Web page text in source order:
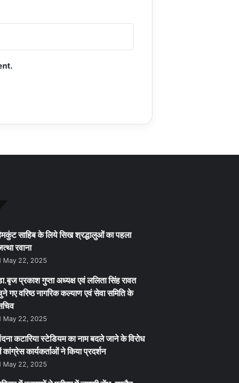
साहिब के लिये सिख श्रद्धालुओं का पहला
रवाना
May 22, 2025
प्रकाश गुप्ता अध्यक्ष एवं ललिता सिंह रावत
गए वरिष्ठ नागरिक कल्याण एवं सेवा समिति के
May 22, 2025
कटारिया स्टेडियम का नाम बदले जाने के विरोध
कांग्रेस कार्यकर्ताओं ने किया प्रदर्शन
May 22, 2025